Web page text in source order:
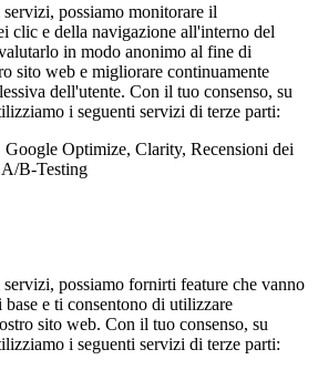
possiamo monitorare il
clic e della navigazione all'interno del
in modo anonimo al fine di
sito web e migliorare continuamente
dell'utente. Con il tuo consenso, su
i seguenti servizi di terze parti:
Optimize, Clarity, Recensioni dei
B-Testing
possiamo fornirti feature che vanno
e ti consentono di utilizzare
sito web. Con il tuo consenso, su
i seguenti servizi di terze parti: